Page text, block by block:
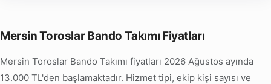
Mersin Toroslar Bando Takımı Fiyatları
Mersin Toroslar Bando Takımı fiyatları 2026 Ağustos ayında
13.000 TL'den başlamaktadır. Hizmet tipi, ekip kişi sayısı ve